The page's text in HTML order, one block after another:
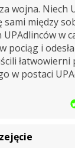
wojna. Niech
sami między
w
pociąg i
w postaci